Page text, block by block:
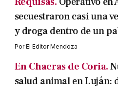
secuestraron casi una
y droga dentro de un
PorEl Editor Mendoza
En Chacras de Coria.
salud animal en Luján: